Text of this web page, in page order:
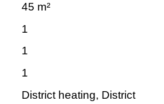
45 m²
1
1
1
District heating, District